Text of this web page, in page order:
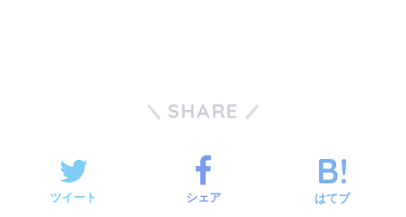
SHARE
ツイート シェア はてブ